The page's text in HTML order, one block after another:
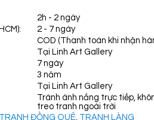
2h - 2 ngày
2 - 7 ngày
COD (Thanh toán khi nhận
Tại Linh Art Gallery
7 ngày
3 năm
Tại Linh Art Gallery
Tránh ánh nắng trực tiếp,
treo tranh ngoài trời
TRANH ĐỒNG QUÊ TRANH LÀNG